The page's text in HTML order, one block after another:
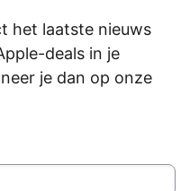
het laatste nieuws
deals in je
je dan op onze